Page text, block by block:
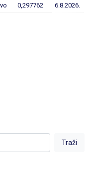
0,297762 6.8.2026.